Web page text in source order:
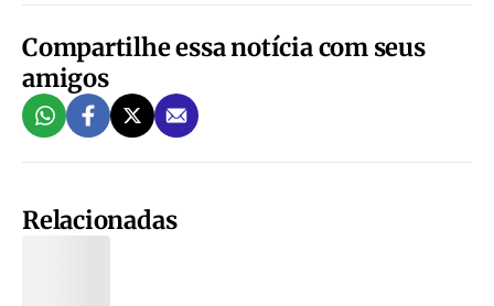
Compartilhe essa notícia com seus
amigos
Relacionadas